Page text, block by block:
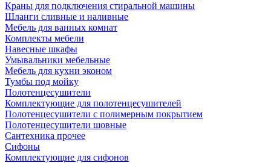
Краны для подключения стиральной машины
Шланги сливные и наливные
Мебель для ванных комнат
Комплекты мебели
Навесные шкафы
Умывальники мебельные
Мебель для кухни эконом
Тумбы под мойку
Полотенцесушители
Комплектующие для полотенцесушителей
Полотенцесушители с полимерным покрытием
Полотенцесушители шовные
Сантехника прочее
Сифоны
Комплектующие для сифонов